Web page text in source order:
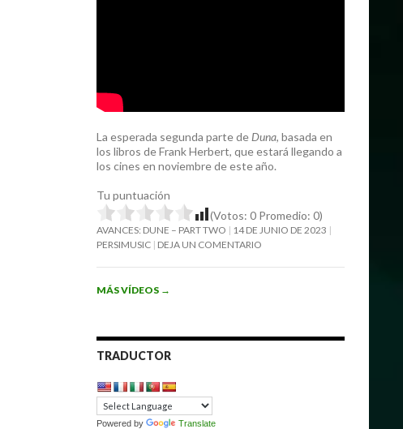
La esperada segunda parte de Duna, basada en
los libros de Frank Herbert, que estará llegando a
los cines en noviembre de este año.
Tu puntuación
(Votos: 0 Promedio: 0)
AVANCES: DUNE – PART TWO
14 DE JUNIO DE 2023
PERSIMUSIC DEJA UN COMENTARIO
MÁS VÍDEOS →
TRADUCTOR
Powered by Translate